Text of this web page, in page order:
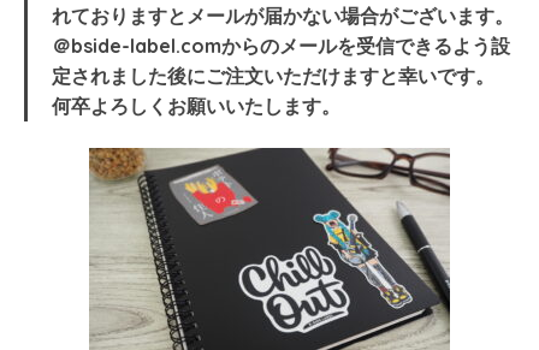
れておりますとメールが届かない場合がございます。
＠bside-label.comからのメールを受信できるよう設
定されました後にご注文いただけますと幸いです。
何卒よろしくお願いいたします。